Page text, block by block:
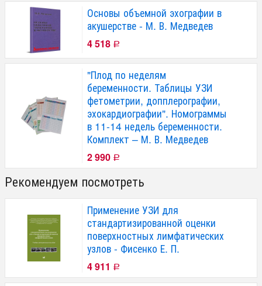
Основы объемной эхографии в
акушерстве - М. В. Медведев
4 518 Р
"Плод по неделям
беременности. Таблицы УЗИ
фетометрии, допплерографии,
эхокардиографии". Номограммы
в 11-14 недель беременности.
Комплект – М. В. Медведев
2 990 Р
Рекомендуем посмотреть
Применение УЗИ для
стандартизированной оценки
поверхностных лимфатических
узлов - Фисенко Е. П.
4 911 Р